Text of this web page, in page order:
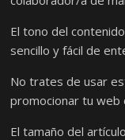
El tono del
sencillo y fácil de
No trates de usar
promocionar tu web
El tamaño del